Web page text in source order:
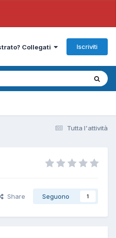
Collegati Iscriviti
Tutta l'attività
Share Seguono 1